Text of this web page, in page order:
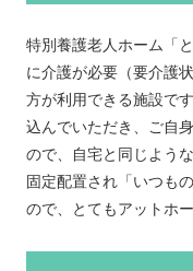
特別養護老人ホーム「
に介護が必要（要介護
方が利用できる施設で
込んでいただき、ご自
ので、自宅と同じよう
固定配置され「いつも
ので、とてもアットホ